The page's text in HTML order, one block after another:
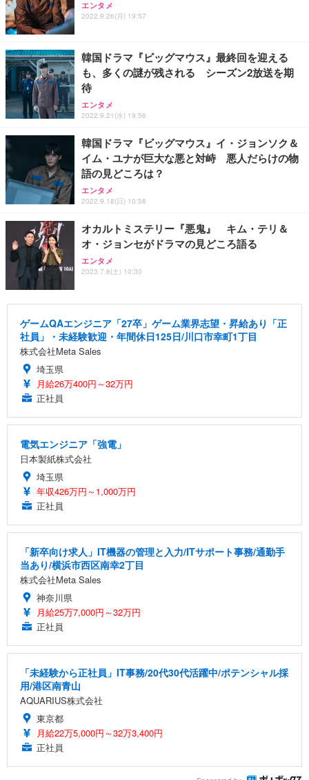
エンタメ
2022.9.26(月) 19:57
韓国ドラマ『ビッグマウス』最終回を迎える
も、多くの謎が残される シーズン2放送を期
待
エンタメ
2022.9.21(水) 19:56
韓国ドラマ『ビッグマウス』イ・ジョンソク＆
イム・ユナが巨大な悪と対峙 悪人だらけの物
語の見どころは？
エンタメ
2022.9.18(日) 10:58
オカルトミステリー『悪鬼』 キム・テリ＆
オ・ジョンセがドラマの見どころ語る
エンタメ
2023.7.8(土) 10:30
ゲームQAエンジニア「27卒」ゲーム業界志望・昇給あり「正
社員」・未経験歓迎・年間休日125日/川口市幸町1丁目
株式会社Meta Sales
埼玉県
月給26万400円～32万円
正社員
電気エンジニア「強電」
日本製紙株式会社
埼玉県
年収426万円～1,000万円
正社員
「新卒向け求人」IT機器の管理と入力/ITサポート事務/通勤手
当あり/横浜市西区南幸2丁目
株式会社Meta Sales
神奈川県
月給25万7,000円～32万円
正社員
「未経験から正社員」IT事務/20代30代活躍中/ポテンシャル採
用/港区南青山
AQUARIUS株式会社
東京都
月給22万5,000円～32万3,400円
正社員